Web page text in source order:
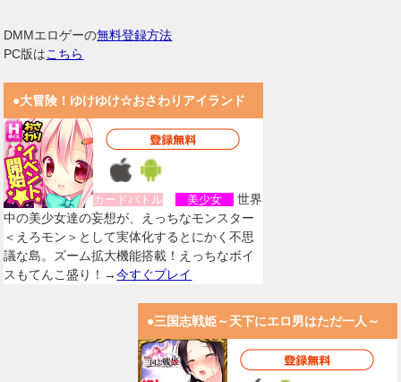
DMMエロゲーの無料登録方法
PC版はこちら
●大冒険！ゆけゆけ☆おさわりアイランド
カードバトル 美少女
世界
中の美少女達の妄想が、えっちなモンスター
＜えろモン＞として実体化するとにかく不思
議な島。ズーム拡大機能搭載！えっちなボイ
スもてんこ盛り！→今すぐプレイ
●三国志戦姫～天下にエロ男はただ一人～